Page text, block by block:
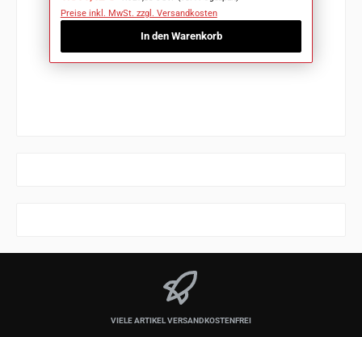
Preise inkl. MwSt. zzgl. Versandkosten
In den Warenkorb
VIELE ARTIKEL VERSANDKOSTENFREI